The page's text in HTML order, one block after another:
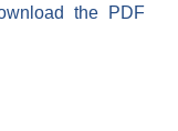
the PDF